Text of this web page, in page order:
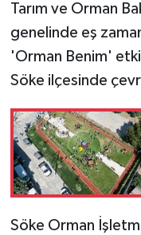
Tarım ve Orman
genelinde eş
'Orman Benim'
Söke ilçesinde
Söke Orman